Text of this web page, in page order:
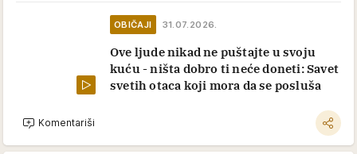
OBIČAJI 31.07.2026.
Ove ljude nikad ne puštajte u svoju
kuću - ništa dobro ti neće doneti: Savet
svetih otaca koji mora da se posluša
Komentariši